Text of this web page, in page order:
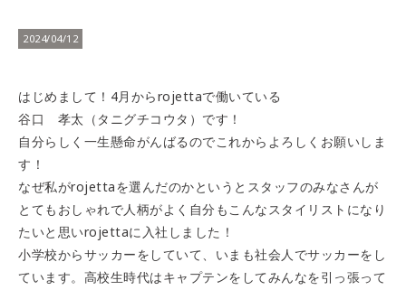
2024/04/12
はじめまして！4月からrojettaで働いている
谷口 孝太（タニグチコウタ）です！
自分らしく一生懸命がんばるのでこれからよろしくお願いしま
す！
なぜ私がrojettaを選んだのかというとスタッフのみなさんが
とてもおしゃれで人柄がよく自分もこんなスタイリストになり
たいと思いrojettaに入社しました！
小学校からサッカーをしていて、いまも社会人でサッカーをし
ています。高校生時代はキャプテンをしてみんなを引っ張って